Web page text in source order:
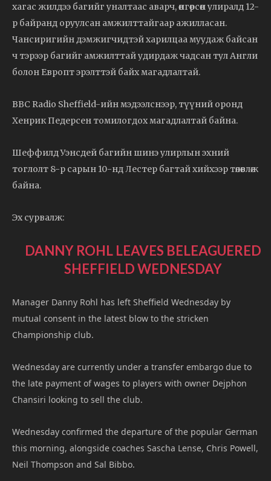
хагас жилдээ багийг уналтаас аварч, өнгөрсөн улиралд 12-
р байранд оруулсан амжилттайгаар ажилласан.
Чансиригийн дэмжигчидтэй харилцаа муудаж байсан
ч тэрээр багийг амжилттай удирдаж чадсан тул Англи
болон Европт эрэлттэй байх магадлалтай.
BBC Radio Sheffield-ийн мэдээлснээр, түүний оронд
Хенрик Педерсен томилогдох магадлалтай байна.
Шеффилд Уэнсдей багийн шинэ улирлын эхний
тоглолт 8-р сарын 10-нд Лестер багтай хийхээр төлөвлөж
байна.
Эх сурвалж:
DANNY ROHL LEAVES BELEAGUERED
SHEFFIELD WEDNESDAY
Manager Danny Rohl has left Sheffield Wednesday by
mutual consent in the latest blow to the stricken
Championship club.
Wednesday are currently under a transfer embargo due to
the late payment of wages to players with owner Dejphon
Chansiri looking to sell the club.
Wednesday confirmed the departure of the popular German
this morning, alongside coaches Sascha Lense, Chris Powell,
Neil Thompson and Sal Bibbo.